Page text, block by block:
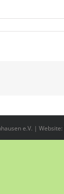
e.V. | Website: